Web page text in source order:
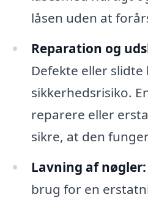
låsen uden at
Reparation og
Defekte eller
sikkerhedsrisiko.
reparere eller
sikre, at den
Lavning af nøgler:
brug for en